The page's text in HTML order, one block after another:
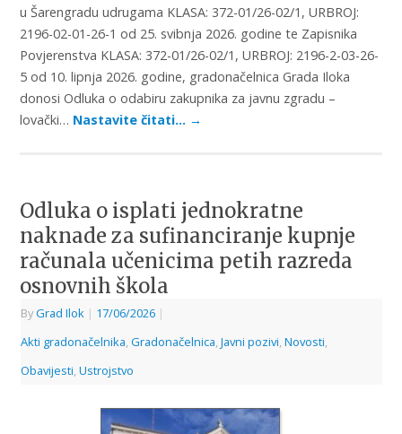
u Šarengradu udrugama KLASA: 372-01/26-02/1, URBROJ:
2196-02-01-26-1 od 25. svibnja 2026. godine te Zapisnika
Povjerenstva KLASA: 372-01/26-02/1, URBROJ: 2196-2-03-26-
5 od 10. lipnja 2026. godine, gradonačelnica Grada Iloka
donosi Odluka o odabiru zakupnika za javnu zgradu –
lovački… Nastavite čitati… →
Odluka o isplati jednokratne
naknade za sufinanciranje kupnje
računala učenicima petih razreda
osnovnih škola
ByGrad Ilok | 17/06/2026 |
Akti gradonačelnika, Gradonačelnica, Javni pozivi, Novosti,
Obavijesti, Ustrojstvo